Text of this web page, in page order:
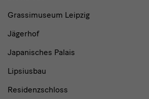
Grassimuseum Leipzig
Jägerhof
Japanisches Palais
Lipsiusbau
Residenzschloss